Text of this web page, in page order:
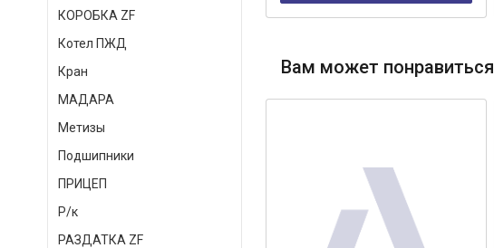
КОРОБКА ZF
Котел ПЖД
Кран
МАДАРА
Метизы
Подшипники
ПРИЦЕП
Р/к
РАЗДАТКА ZF
Вам может понравиться